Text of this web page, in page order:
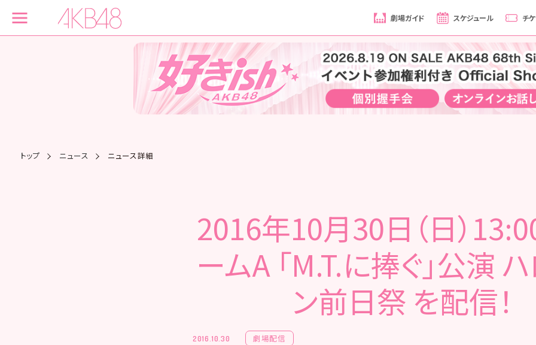
劇場ガイド スケジュール チ
トップ ニュース ニュース詳細
2016年10月30日（日）
ームA 「M.T.に捧ぐ」公演
ン前日祭 を配信！
2016.10.30 劇場配信